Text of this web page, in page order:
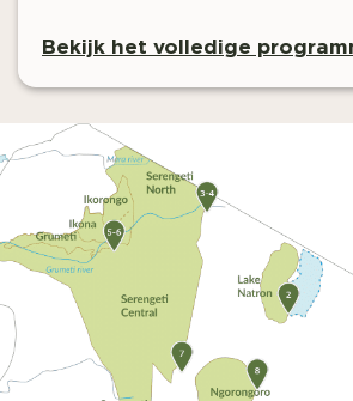
Bekijk het volledige